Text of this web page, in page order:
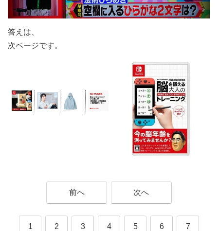
答えは、
次ページです。
前へ 次へ
1 2 3 4 5 6 7